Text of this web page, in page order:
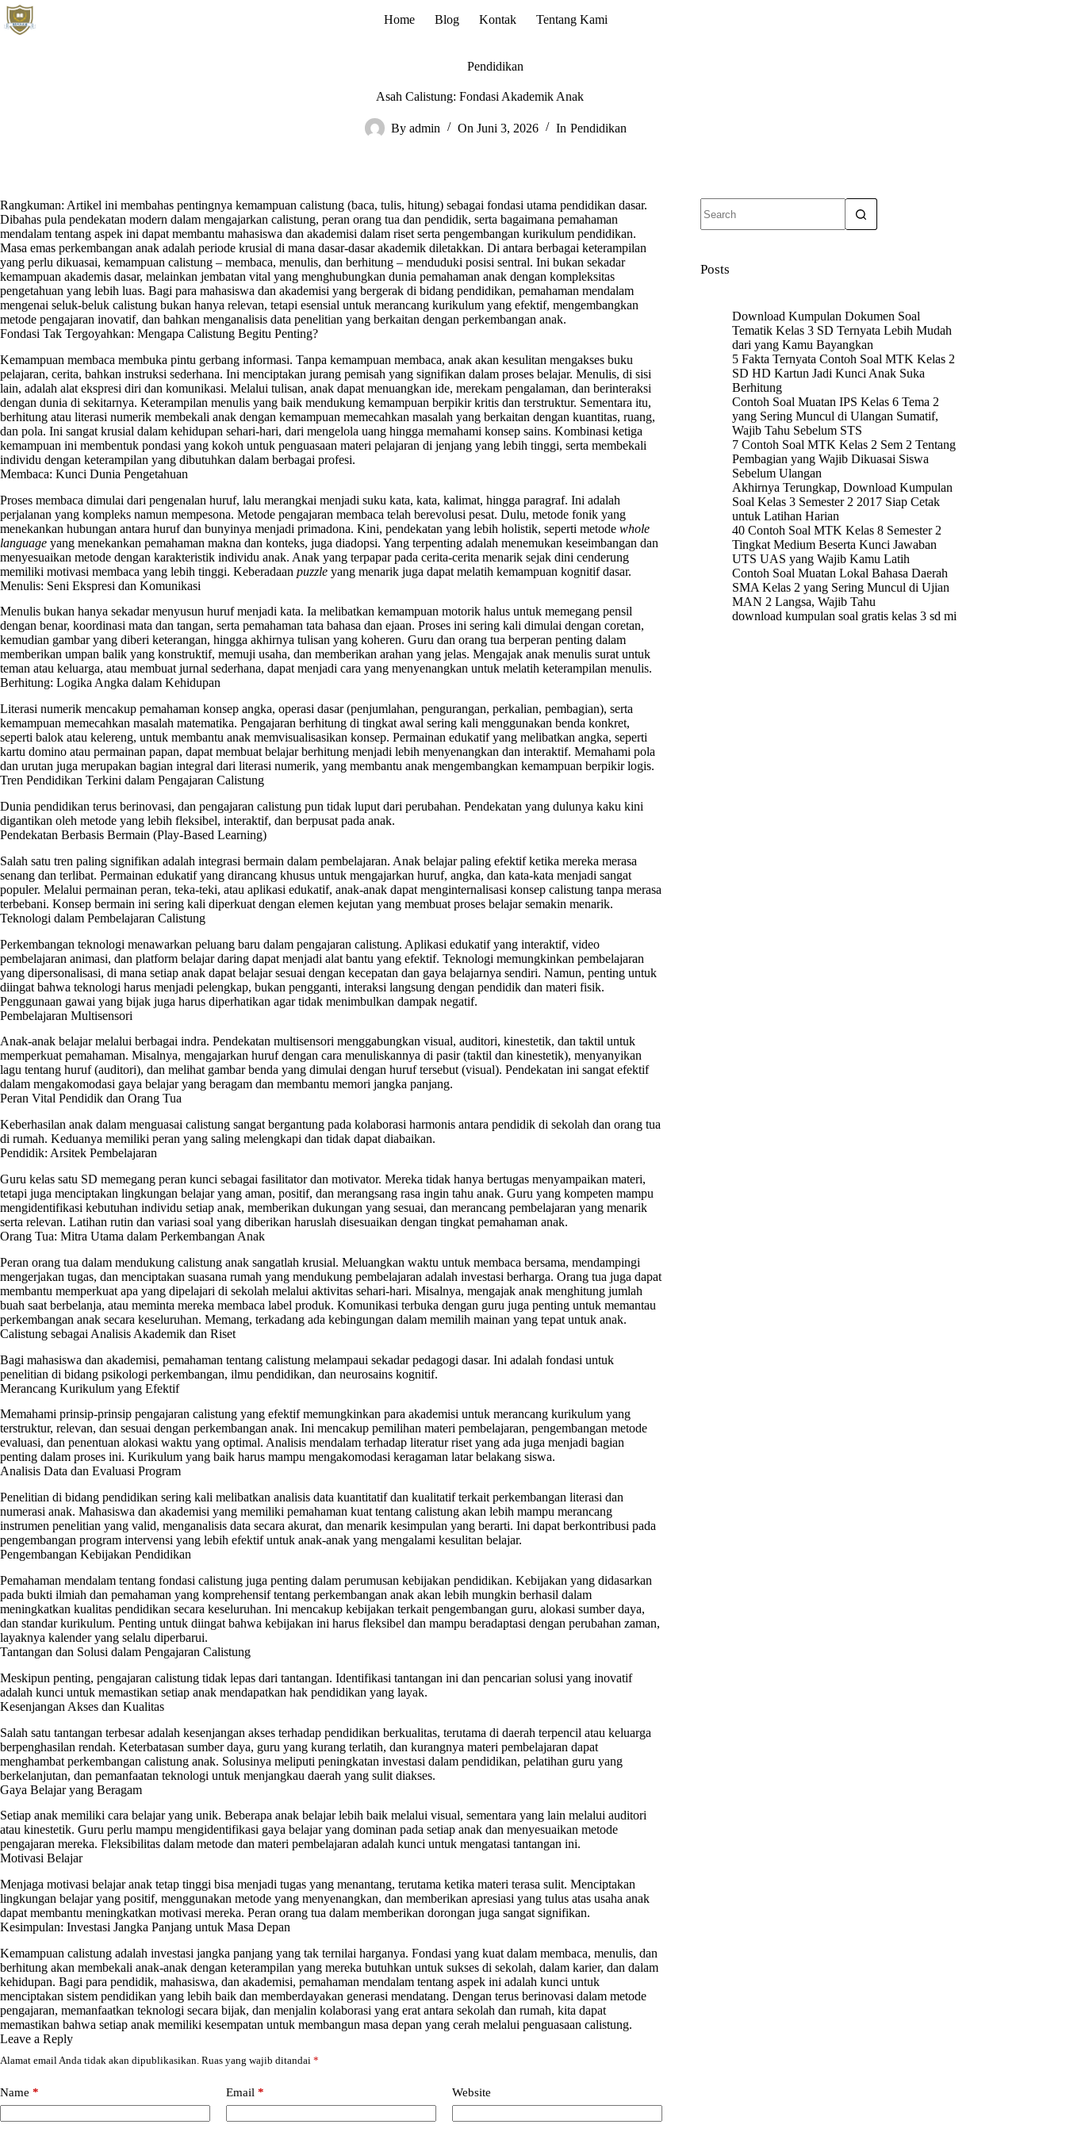
Skip
to
content
Home Blog Kontak Tentang Kami
Pendidikan
Asah Calistung: Fondasi Akademik Anak
By admin On Juni 3, 2026 In Pendidikan
Rangkuman: Artikel ini membahas pentingnya kemampuan calistung (baca, tulis, hitung) sebagai fondasi utama pendidikan dasar.
Dibahas pula pendekatan modern dalam mengajarkan calistung, peran orang tua dan pendidik, serta bagaimana pemahaman
mendalam tentang aspek ini dapat membantu mahasiswa dan akademisi dalam riset serta pengembangan kurikulum pendidikan.
Masa emas perkembangan anak adalah periode krusial di mana dasar-dasar akademik diletakkan. Di antara berbagai keterampilan
yang perlu dikuasai, kemampuan calistung – membaca, menulis, dan berhitung – menduduki posisi sentral. Ini bukan sekadar
kemampuan akademis dasar, melainkan jembatan vital yang menghubungkan dunia pemahaman anak dengan kompleksitas
pengetahuan yang lebih luas. Bagi para mahasiswa dan akademisi yang bergerak di bidang pendidikan, pemahaman mendalam
mengenai seluk-beluk calistung bukan hanya relevan, tetapi esensial untuk merancang kurikulum yang efektif, mengembangkan
metode pengajaran inovatif, dan bahkan menganalisis data penelitian yang berkaitan dengan perkembangan anak.
Fondasi Tak Tergoyahkan: Mengapa Calistung Begitu Penting?
Kemampuan membaca membuka pintu gerbang informasi. Tanpa kemampuan membaca, anak akan kesulitan mengakses buku
pelajaran, cerita, bahkan instruksi sederhana. Ini menciptakan jurang pemisah yang signifikan dalam proses belajar. Menulis, di sisi
lain, adalah alat ekspresi diri dan komunikasi. Melalui tulisan, anak dapat menuangkan ide, merekam pengalaman, dan berinteraksi
dengan dunia di sekitarnya. Keterampilan menulis yang baik mendukung kemampuan berpikir kritis dan terstruktur. Sementara itu,
berhitung atau literasi numerik membekali anak dengan kemampuan memecahkan masalah yang berkaitan dengan kuantitas, ruang,
dan pola. Ini sangat krusial dalam kehidupan sehari-hari, dari mengelola uang hingga memahami konsep sains. Kombinasi ketiga
kemampuan ini membentuk pondasi yang kokoh untuk penguasaan materi pelajaran di jenjang yang lebih tinggi, serta membekali
individu dengan keterampilan yang dibutuhkan dalam berbagai profesi.
Membaca: Kunci Dunia Pengetahuan
Proses membaca dimulai dari pengenalan huruf, lalu merangkai menjadi suku kata, kata, kalimat, hingga paragraf. Ini adalah
perjalanan yang kompleks namun mempesona. Metode pengajaran membaca telah berevolusi pesat. Dulu, metode fonik yang
menekankan hubungan antara huruf dan bunyinya menjadi primadona. Kini, pendekatan yang lebih holistik, seperti metode whole
language yang menekankan pemahaman makna dan konteks, juga diadopsi. Yang terpenting adalah menemukan keseimbangan dan
menyesuaikan metode dengan karakteristik individu anak. Anak yang terpapar pada cerita-cerita menarik sejak dini cenderung
memiliki motivasi membaca yang lebih tinggi. Keberadaan puzzle yang menarik juga dapat melatih kemampuan kognitif dasar.
Menulis: Seni Ekspresi dan Komunikasi
Menulis bukan hanya sekadar menyusun huruf menjadi kata. Ia melibatkan kemampuan motorik halus untuk memegang pensil
dengan benar, koordinasi mata dan tangan, serta pemahaman tata bahasa dan ejaan. Proses ini sering kali dimulai dengan coretan,
kemudian gambar yang diberi keterangan, hingga akhirnya tulisan yang koheren. Guru dan orang tua berperan penting dalam
memberikan umpan balik yang konstruktif, memuji usaha, dan memberikan arahan yang jelas. Mengajak anak menulis surat untuk
teman atau keluarga, atau membuat jurnal sederhana, dapat menjadi cara yang menyenangkan untuk melatih keterampilan menulis.
Berhitung: Logika Angka dalam Kehidupan
Literasi numerik mencakup pemahaman konsep angka, operasi dasar (penjumlahan, pengurangan, perkalian, pembagian), serta
kemampuan memecahkan masalah matematika. Pengajaran berhitung di tingkat awal sering kali menggunakan benda konkret,
seperti balok atau kelereng, untuk membantu anak memvisualisasikan konsep. Permainan edukatif yang melibatkan angka, seperti
kartu domino atau permainan papan, dapat membuat belajar berhitung menjadi lebih menyenangkan dan interaktif. Memahami pola
dan urutan juga merupakan bagian integral dari literasi numerik, yang membantu anak mengembangkan kemampuan berpikir logis.
Tren Pendidikan Terkini dalam Pengajaran Calistung
Dunia pendidikan terus berinovasi, dan pengajaran calistung pun tidak luput dari perubahan. Pendekatan yang dulunya kaku kini
digantikan oleh metode yang lebih fleksibel, interaktif, dan berpusat pada anak.
Pendekatan Berbasis Bermain (Play-Based Learning)
Salah satu tren paling signifikan adalah integrasi bermain dalam pembelajaran. Anak belajar paling efektif ketika mereka merasa
senang dan terlibat. Permainan edukatif yang dirancang khusus untuk mengajarkan huruf, angka, dan kata-kata menjadi sangat
populer. Melalui permainan peran, teka-teki, atau aplikasi edukatif, anak-anak dapat menginternalisasi konsep calistung tanpa merasa
terbebani. Konsep bermain ini sering kali diperkuat dengan elemen kejutan yang membuat proses belajar semakin menarik.
Teknologi dalam Pembelajaran Calistung
Perkembangan teknologi menawarkan peluang baru dalam pengajaran calistung. Aplikasi edukatif yang interaktif, video
pembelajaran animasi, dan platform belajar daring dapat menjadi alat bantu yang efektif. Teknologi memungkinkan pembelajaran
yang dipersonalisasi, di mana setiap anak dapat belajar sesuai dengan kecepatan dan gaya belajarnya sendiri. Namun, penting untuk
diingat bahwa teknologi harus menjadi pelengkap, bukan pengganti, interaksi langsung dengan pendidik dan materi fisik.
Penggunaan gawai yang bijak juga harus diperhatikan agar tidak menimbulkan dampak negatif.
Pembelajaran Multisensori
Anak-anak belajar melalui berbagai indra. Pendekatan multisensori menggabungkan visual, auditori, kinestetik, dan taktil untuk
memperkuat pemahaman. Misalnya, mengajarkan huruf dengan cara menuliskannya di pasir (taktil dan kinestetik), menyanyikan
lagu tentang huruf (auditori), dan melihat gambar benda yang dimulai dengan huruf tersebut (visual). Pendekatan ini sangat efektif
dalam mengakomodasi gaya belajar yang beragam dan membantu memori jangka panjang.
Peran Vital Pendidik dan Orang Tua
Keberhasilan anak dalam menguasai calistung sangat bergantung pada kolaborasi harmonis antara pendidik di sekolah dan orang tua
di rumah. Keduanya memiliki peran yang saling melengkapi dan tidak dapat diabaikan.
Pendidik: Arsitek Pembelajaran
Guru kelas satu SD memegang peran kunci sebagai fasilitator dan motivator. Mereka tidak hanya bertugas menyampaikan materi,
tetapi juga menciptakan lingkungan belajar yang aman, positif, dan merangsang rasa ingin tahu anak. Guru yang kompeten mampu
mengidentifikasi kebutuhan individu setiap anak, memberikan dukungan yang sesuai, dan merancang pembelajaran yang menarik
serta relevan. Latihan rutin dan variasi soal yang diberikan haruslah disesuaikan dengan tingkat pemahaman anak.
Orang Tua: Mitra Utama dalam Perkembangan Anak
Peran orang tua dalam mendukung calistung anak sangatlah krusial. Meluangkan waktu untuk membaca bersama, mendampingi
mengerjakan tugas, dan menciptakan suasana rumah yang mendukung pembelajaran adalah investasi berharga. Orang tua juga dapat
membantu memperkuat apa yang dipelajari di sekolah melalui aktivitas sehari-hari. Misalnya, mengajak anak menghitung jumlah
buah saat berbelanja, atau meminta mereka membaca label produk. Komunikasi terbuka dengan guru juga penting untuk memantau
perkembangan anak secara keseluruhan. Memang, terkadang ada kebingungan dalam memilih mainan yang tepat untuk anak.
Calistung sebagai Analisis Akademik dan Riset
Bagi mahasiswa dan akademisi, pemahaman tentang calistung melampaui sekadar pedagogi dasar. Ini adalah fondasi untuk
penelitian di bidang psikologi perkembangan, ilmu pendidikan, dan neurosains kognitif.
Merancang Kurikulum yang Efektif
Memahami prinsip-prinsip pengajaran calistung yang efektif memungkinkan para akademisi untuk merancang kurikulum yang
terstruktur, relevan, dan sesuai dengan perkembangan anak. Ini mencakup pemilihan materi pembelajaran, pengembangan metode
evaluasi, dan penentuan alokasi waktu yang optimal. Analisis mendalam terhadap literatur riset yang ada juga menjadi bagian
penting dalam proses ini. Kurikulum yang baik harus mampu mengakomodasi keragaman latar belakang siswa.
Analisis Data dan Evaluasi Program
Penelitian di bidang pendidikan sering kali melibatkan analisis data kuantitatif dan kualitatif terkait perkembangan literasi dan
numerasi anak. Mahasiswa dan akademisi yang memiliki pemahaman kuat tentang calistung akan lebih mampu merancang
instrumen penelitian yang valid, menganalisis data secara akurat, dan menarik kesimpulan yang berarti. Ini dapat berkontribusi pada
pengembangan program intervensi yang lebih efektif untuk anak-anak yang mengalami kesulitan belajar.
Pengembangan Kebijakan Pendidikan
Pemahaman mendalam tentang fondasi calistung juga penting dalam perumusan kebijakan pendidikan. Kebijakan yang didasarkan
pada bukti ilmiah dan pemahaman yang komprehensif tentang perkembangan anak akan lebih mungkin berhasil dalam
meningkatkan kualitas pendidikan secara keseluruhan. Ini mencakup kebijakan terkait pengembangan guru, alokasi sumber daya,
dan standar kurikulum. Penting untuk diingat bahwa kebijakan ini harus fleksibel dan mampu beradaptasi dengan perubahan zaman,
layaknya kalender yang selalu diperbarui.
Tantangan dan Solusi dalam Pengajaran Calistung
Meskipun penting, pengajaran calistung tidak lepas dari tantangan. Identifikasi tantangan ini dan pencarian solusi yang inovatif
adalah kunci untuk memastikan setiap anak mendapatkan hak pendidikan yang layak.
Kesenjangan Akses dan Kualitas
Salah satu tantangan terbesar adalah kesenjangan akses terhadap pendidikan berkualitas, terutama di daerah terpencil atau keluarga
berpenghasilan rendah. Keterbatasan sumber daya, guru yang kurang terlatih, dan kurangnya materi pembelajaran dapat
menghambat perkembangan calistung anak. Solusinya meliputi peningkatan investasi dalam pendidikan, pelatihan guru yang
berkelanjutan, dan pemanfaatan teknologi untuk menjangkau daerah yang sulit diakses.
Gaya Belajar yang Beragam
Setiap anak memiliki cara belajar yang unik. Beberapa anak belajar lebih baik melalui visual, sementara yang lain melalui auditori
atau kinestetik. Guru perlu mampu mengidentifikasi gaya belajar yang dominan pada setiap anak dan menyesuaikan metode
pengajaran mereka. Fleksibilitas dalam metode dan materi pembelajaran adalah kunci untuk mengatasi tantangan ini.
Motivasi Belajar
Menjaga motivasi belajar anak tetap tinggi bisa menjadi tugas yang menantang, terutama ketika materi terasa sulit. Menciptakan
lingkungan belajar yang positif, menggunakan metode yang menyenangkan, dan memberikan apresiasi yang tulus atas usaha anak
dapat membantu meningkatkan motivasi mereka. Peran orang tua dalam memberikan dorongan juga sangat signifikan.
Kesimpulan: Investasi Jangka Panjang untuk Masa Depan
Kemampuan calistung adalah investasi jangka panjang yang tak ternilai harganya. Fondasi yang kuat dalam membaca, menulis, dan
berhitung akan membekali anak-anak dengan keterampilan yang mereka butuhkan untuk sukses di sekolah, dalam karier, dan dalam
kehidupan. Bagi para pendidik, mahasiswa, dan akademisi, pemahaman mendalam tentang aspek ini adalah kunci untuk
menciptakan sistem pendidikan yang lebih baik dan memberdayakan generasi mendatang. Dengan terus berinovasi dalam metode
pengajaran, memanfaatkan teknologi secara bijak, dan menjalin kolaborasi yang erat antara sekolah dan rumah, kita dapat
memastikan bahwa setiap anak memiliki kesempatan untuk membangun masa depan yang cerah melalui penguasaan calistung.
Leave a Reply
Alamat email Anda tidak akan dipublikasikan. Ruas yang wajib ditandai *
Name * Email * Website
results
Posts
Download Kumpulan Dokumen Soal
Tematik Kelas 3 SD Ternyata Lebih Mudah
dari yang Kamu Bayangkan
5 Fakta Ternyata Contoh Soal MTK Kelas 2
SD HD Kartun Jadi Kunci Anak Suka
Berhitung
Contoh Soal Muatan IPS Kelas 6 Tema 2
yang Sering Muncul di Ulangan Sumatif,
Wajib Tahu Sebelum STS
7 Contoh Soal MTK Kelas 2 Sem 2 Tentang
Pembagian yang Wajib Dikuasai Siswa
Sebelum Ulangan
Akhirnya Terungkap, Download Kumpulan
Soal Kelas 3 Semester 2 2017 Siap Cetak
untuk Latihan Harian
40 Contoh Soal MTK Kelas 8 Semester 2
Tingkat Medium Beserta Kunci Jawaban
UTS UAS yang Wajib Kamu Latih
Contoh Soal Muatan Lokal Bahasa Daerah
SMA Kelas 2 yang Sering Muncul di Ujian
MAN 2 Langsa, Wajib Tahu
download kumpulan soal gratis kelas 3 sd mi